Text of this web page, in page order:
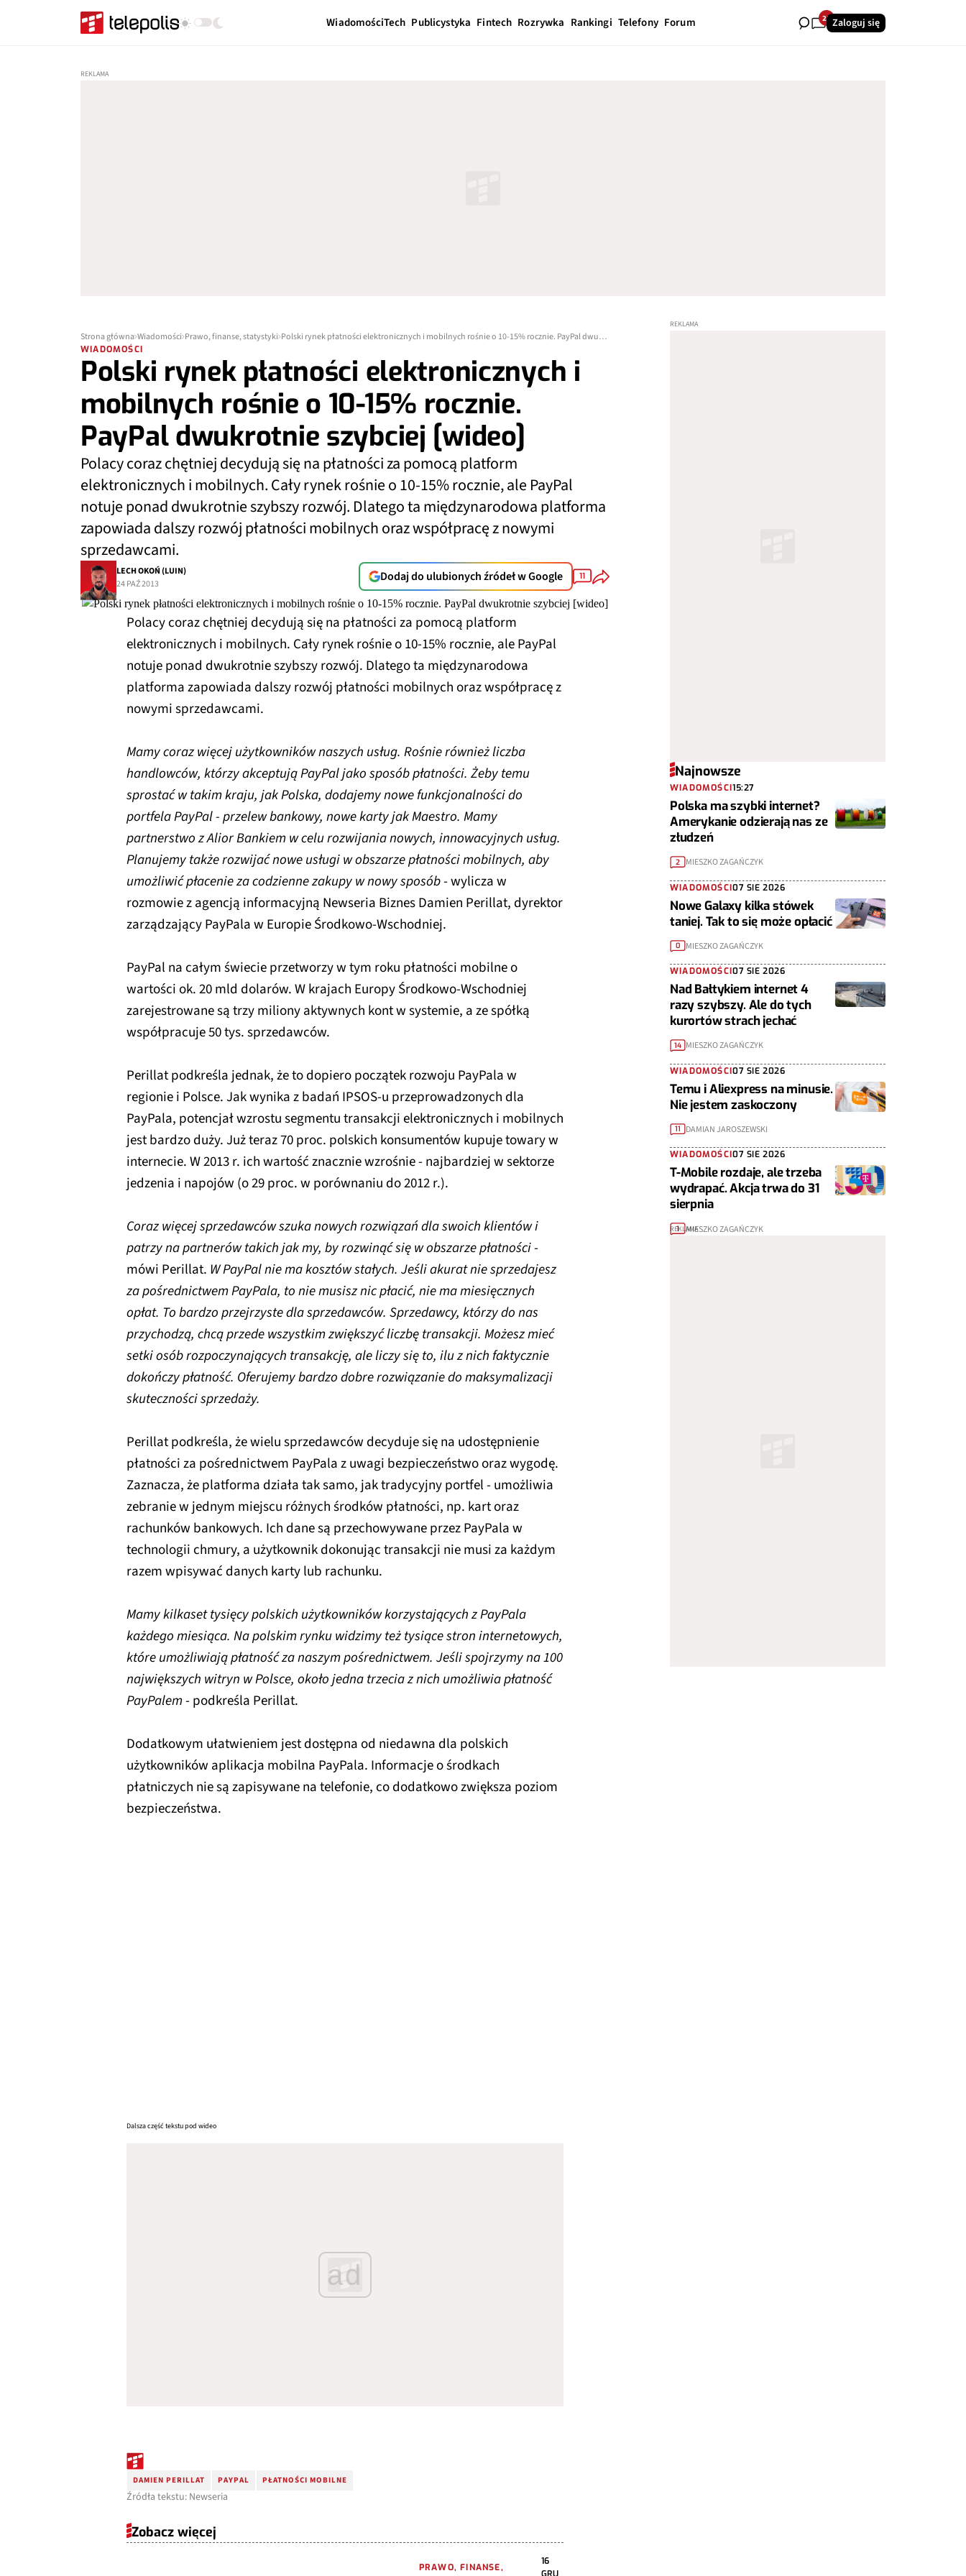
WiadomościTech Publicystyka Fintech Rozrywka Rankingi Telefony Forum 28Zaloguj się
Strona główna Wiadomości Prawo, finanse, statystyki Polski rynek płatności elektronicznych i mobilnych rośnie o 10-15% rocznie. PayPal dwukrotnie szybciej [wideo]
WIADOMOŚCI
Polski rynek płatności elektronicznych i
mobilnych rośnie o 10-15% rocznie.
PayPal dwukrotnie szybciej [wideo]
Polacy coraz chętniej decydują się na płatności za pomocą platform
elektronicznych i mobilnych. Cały rynek rośnie o 10-15% rocznie, ale PayPal
notuje ponad dwukrotnie szybszy rozwój. Dlatego ta międzynarodowa platforma
zapowiada dalszy rozwój płatności mobilnych oraz współpracę z nowymi
sprzedawcami.
LECH OKOŃ (LUIN)
24 PAŹ 2013
Dodaj do ulubionych źródeł w Google 11
Polacy coraz chętniej decydują się na płatności za pomocą platform
elektronicznych i mobilnych. Cały rynek rośnie o 10-15% rocznie, ale PayPal
notuje ponad dwukrotnie szybszy rozwój. Dlatego ta międzynarodowa
platforma zapowiada dalszy rozwój płatności mobilnych oraz współpracę z
nowymi sprzedawcami.
Mamy coraz więcej użytkowników naszych usług. Rośnie również liczba
handlowców, którzy akceptują PayPal jako sposób płatności. Żeby temu
sprostać w takim kraju, jak Polska, dodajemy nowe funkcjonalności do
portfela PayPal - przelew bankowy, nowe karty jak Maestro. Mamy
partnerstwo z Alior Bankiem w celu rozwijania nowych, innowacyjnych usług.
Planujemy także rozwijać nowe usługi w obszarze płatności mobilnych, aby
umożliwić płacenie za codzienne zakupy w nowy sposób- wylicza w
rozmowie z agencją informacyjną Newseria Biznes Damien Perillat, dyrektor
zarządzający PayPala w Europie Środkowo-Wschodniej.
PayPal na całym świecie przetworzy w tym roku płatności mobilne o
wartości ok. 20 mld dolarów. W krajach Europy Środkowo-Wschodniej
zarejestrowane są trzy miliony aktywnych kont w systemie, a ze spółką
współpracuje 50 tys. sprzedawców.
Perillat podkreśla jednak, że to dopiero początek rozwoju PayPala w
regionie i Polsce. Jak wynika z badań IPSOS-u przeprowadzonych dla
PayPala, potencjał wzrostu segmentu transakcji elektronicznych i mobilnych
jest bardzo duży. Już teraz 70 proc. polskich konsumentów kupuje towary w
internecie. W 2013 r. ich wartość znacznie wzrośnie - najbardziej w sektorze
jedzenia i napojów (o 29 proc. w porównaniu do 2012 r.).
Coraz więcej sprzedawców szuka nowych rozwiązań dla swoich klientów i
patrzy na partnerów takich jak my, by rozwinąć się w obszarze płatności-
mówi Perillat. W PayPal nie ma kosztów stałych. Jeśli akurat nie sprzedajesz
za pośrednictwem PayPala, to nie musisz nic płacić, nie ma miesięcznych
opłat. To bardzo przejrzyste dla sprzedawców. Sprzedawcy, którzy do nas
przychodzą, chcą przede wszystkim zwiększyć liczbę transakcji. Możesz mieć
setki osób rozpoczynających transakcję, ale liczy się to, ilu z nich faktycznie
dokończy płatność. Oferujemy bardzo dobre rozwiązanie do maksymalizacji
skuteczności sprzedaży.
Perillat podkreśla, że wielu sprzedawców decyduje się na udostępnienie
płatności za pośrednictwem PayPala z uwagi bezpieczeństwo oraz wygodę.
Zaznacza, że platforma działa tak samo, jak tradycyjny portfel - umożliwia
zebranie w jednym miejscu różnych środków płatności, np. kart oraz
rachunków bankowych. Ich dane są przechowywane przez PayPala w
technologii chmury, a użytkownik dokonując transakcji nie musi za każdym
razem wpisywać danych karty lub rachunku.
Mamy kilkaset tysięcy polskich użytkowników korzystających z PayPala
każdego miesiąca. Na polskim rynku widzimy też tysiące stron internetowych,
które umożliwiają płatność za naszym pośrednictwem. Jeśli spojrzymy na 100
największych witryn w Polsce, około jedna trzecia z nich umożliwia płatność
PayPalem- podkreśla Perillat.
Dodatkowym ułatwieniem jest dostępna od niedawna dla polskich
użytkowników aplikacja mobilna PayPala. Informacje o środkach
płatniczych nie są zapisywane na telefonie, co dodatkowo zwiększa poziom
bezpieczeństwa.
Dalsza część tekstu pod wideo
ad
DAMIEN PERILLAT PAYPAL PŁATNOŚCI MOBILNE
Źródła tekstu: Newseria
Zobacz więcej
PRAWO, FINANSE,
16
Najnowsze
WIADOMOŚCI15:27
Polska ma szybki internet?
Amerykanie odzierają nas ze
złudzeń
2 MIESZKO ZAGAŃCZYK
WIADOMOŚCI07 SIE 2026
Nowe Galaxy kilka stówek
taniej. Tak to się może opłacić
0 MIESZKO ZAGAŃCZYK
WIADOMOŚCI07 SIE 2026
Nad Bałtykiem internet 4
razy szybszy. Ale do tych
kurortów strach jechać
14 MIESZKO ZAGAŃCZYK
WIADOMOŚCI07 SIE 2026
Temu i Aliexpress na minusie.
Nie jestem zaskoczony
11 DAMIAN JAROSZEWSKI
WIADOMOŚCI07 SIE 2026
T-Mobile rozdaje, ale trzeba
wydrapać. Akcja trwa do 31
sierpnia
1 MIESZKO ZAGAŃCZYK